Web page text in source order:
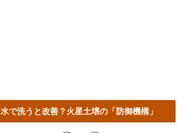
水で洗うと改善？火星土壌の「防御機構」